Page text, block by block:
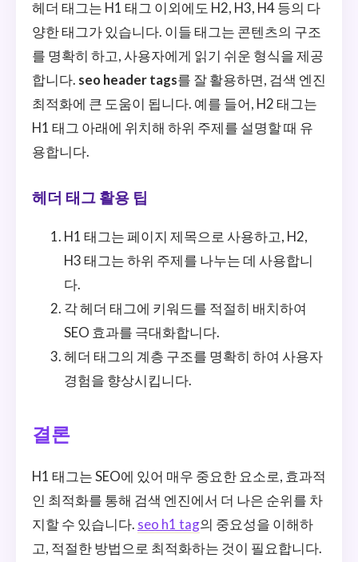
헤더 태그는 H1 태그 이외에도 H2, H3, H4 등의 다
양한 태그가 있습니다. 이들 태그는 콘텐츠의 구조
를 명확히 하고, 사용자에게 읽기 쉬운 형식을 제공
합니다. seo header tags를 잘 활용하면, 검색 엔진
최적화에 큰 도움이 됩니다. 예를 들어, H2 태그는
H1 태그 아래에 위치해 하위 주제를 설명할 때 유
용합니다.
헤더 태그 활용 팁
H1 태그는 페이지 제목으로 사용하고, H2,
H3 태그는 하위 주제를 나누는 데 사용합니
다.
각 헤더 태그에 키워드를 적절히 배치하여
SEO 효과를 극대화합니다.
헤더 태그의 계층 구조를 명확히 하여 사용자
경험을 향상시킵니다.
결론
H1 태그는 SEO에 있어 매우 중요한 요소로, 효과적
인 최적화를 통해 검색 엔진에서 더 나은 순위를 차
지할 수 있습니다. seo h1 tag의 중요성을 이해하
고, 적절한 방법으로 최적화하는 것이 필요합니다.